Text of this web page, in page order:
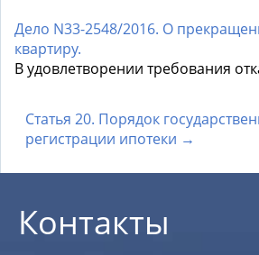
Дело N33-2548/2016. О
квартиру.
В удовлетворении требования
Статья 20. Порядок
регистрации ипотеки →
Контакты